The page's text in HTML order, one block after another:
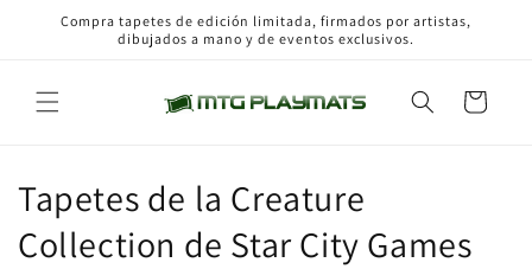
directamente
al contenido
Compra tapetes de edición limitada, firmados por artistas,
dibujados a mano y de eventos exclusivos.
Carrito
C
o
Tapetes de la Creature
Collection de Star City Games